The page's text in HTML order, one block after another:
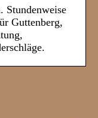
Stundenweise
Guttenberg,